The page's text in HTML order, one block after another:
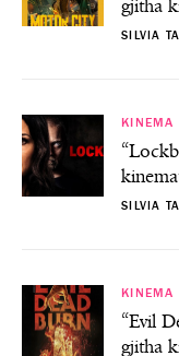
gjitha
SILVIA
KINEMA
SILVIA
KINEMA
“Evil
gjitha